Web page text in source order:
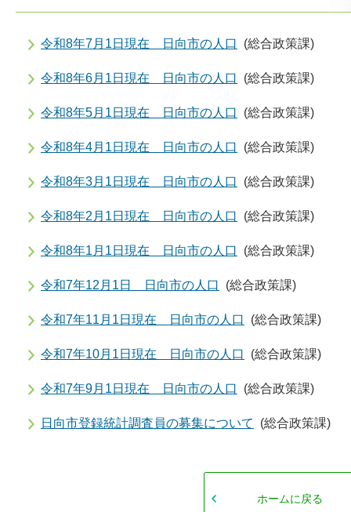
令和8年7月1日現在 日向市の人口 (総合政策課)
令和8年6月1日現在 日向市の人口 (総合政策課)
令和8年5月1日現在 日向市の人口 (総合政策課)
令和8年4月1日現在 日向市の人口 (総合政策課)
令和8年3月1日現在 日向市の人口 (総合政策課)
令和8年2月1日現在 日向市の人口 (総合政策課)
令和8年1月1日現在 日向市の人口 (総合政策課)
令和7年12月1日 日向市の人口 (総合政策課)
令和7年11月1日現在 日向市の人口 (総合政策課)
令和7年10月1日現在 日向市の人口 (総合政策課)
令和7年9月1日現在 日向市の人口 (総合政策課)
日向市登録統計調査員の募集について (総合政策課)
ホームに戻る